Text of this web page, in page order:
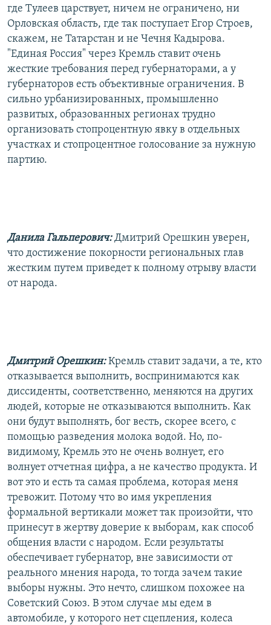
где Тулеев царствует, ничем не ограничено, ни
Орловская область, где так поступает Егор Строев,
скажем, не Татарстан и не Чечня Кадырова.
"Единая Россия" через Кремль ставит очень
жесткие требования перед губернаторами, а у
губернаторов есть объективные ограничения. В
сильно урбанизированных, промышленно
развитых, образованных регионах трудно
организовать стопроцентную явку в отдельных
участках и стопроцентное голосование за нужную
партию.
Данила Гальперович:Дмитрий Орешкин уверен,
что достижение покорности региональных глав
жестким путем приведет к полному отрыву власти
от народа.
Дмитрий Орешкин:Кремль ставит задачи, а те, кто
отказывается выполнить, воспринимаются как
диссиденты, соответственно, меняются на других
людей, которые не отказываются выполнить. Как
они будут выполнять, бог весть, скорее всего, с
помощью разведения молока водой. Но, по-
видимому, Кремль это не очень волнует, его
волнует отчетная цифра, а не качество продукта. И
вот это и есть та самая проблема, которая меня
тревожит. Потому что во имя укрепления
формальной вертикали может так произойти, что
принесут в жертву доверие к выборам, как способ
общения власти с народом. Если результаты
обеспечивает губернатор, вне зависимости от
реального мнения народа, то тогда зачем такие
выборы нужны. Это нечто, слишком похожее на
Советский Союз. В этом случае мы едем в
автомобиле, у которого нет сцепления, колеса